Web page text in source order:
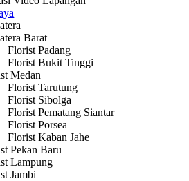
Barat
Florist Padang
Florist Bukit Tinggi
Medan
Florist Tarutung
Florist Sibolga
Florist Pematang Siantar
Florist Porsea
Florist Kaban Jahe
Pekan Baru
Lampung
Jambi